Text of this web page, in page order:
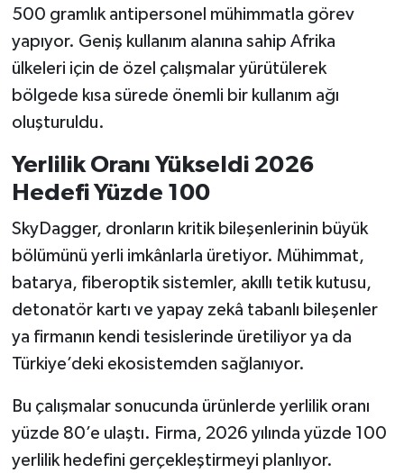
500 gramlık antipersonel mühimmatla görev
yapıyor. Geniş kullanım alanına sahip Afrika
ülkeleri için de özel çalışmalar yürütülerek
bölgede kısa sürede önemli bir kullanım ağı
oluşturuldu.
Yerlilik Oranı Yükseldi 2026
Hedefi Yüzde 100
SkyDagger, dronların kritik bileşenlerinin büyük
bölümünü yerli imkânlarla üretiyor. Mühimmat,
batarya, fiberoptik sistemler, akıllı tetik kutusu,
detonatör kartı ve yapay zekâ tabanlı bileşenler
ya firmanın kendi tesislerinde üretiliyor ya da
Türkiye’deki ekosistemden sağlanıyor.
Bu çalışmalar sonucunda ürünlerde yerlilik oranı
yüzde 80’e ulaştı. Firma, 2026 yılında yüzde 100
yerlilik hedefini gerçekleştirmeyi planlıyor.
Video Galeri
Yaşam
Yemek Tarifleri